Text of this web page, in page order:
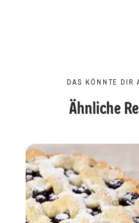
DAS KÖNNTE DIR
Ähnliche